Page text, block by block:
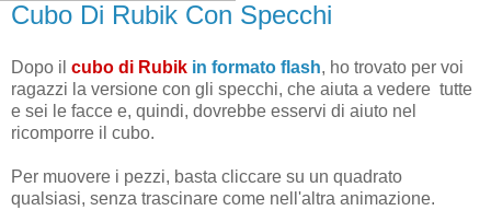
Cubo Di Rubik Con Specchi
Dopo il cubo di Rubik in formato flash, ho trovato per voi
ragazzi la versione con gli specchi, che aiuta a vedere tutte
e sei le facce e, quindi, dovrebbe esservi di aiuto nel
ricomporre il cubo.
Per muovere i pezzi, basta cliccare su un quadrato
qualsiasi, senza trascinare come nell'altra animazione.